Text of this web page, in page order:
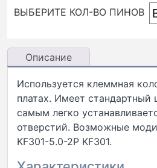
ВЫБЕРИТЕ КОЛ-ВО ПИНОВ
Описание
Используется клеммная
платах. Имеет
самым легко
отверстий. Возможные
KF301-5.0-2P KF301.